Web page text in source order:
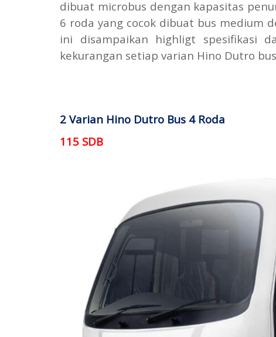
dibuat microbus dengan kapasitas
6 roda yang cocok dibuat bus medium
ini disampaikan highligt spesifikasi
kekurangan setiap varian Hino Dutro
2 Varian Hino Dutro Bus 4 Roda
115 SDB